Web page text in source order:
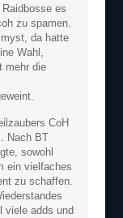
es
zu spamen.
da hatte
Wahl,
mehr die
CoH
Nach BT
sowohl
ein vielfaches
zu schaffen.
viele adds und